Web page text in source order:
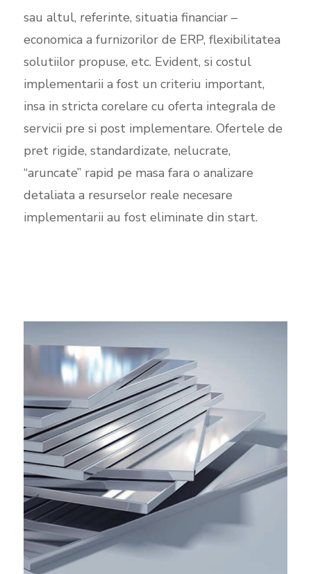
sau altul, referinte, situatia financiar –
economica a furnizorilor de ERP, flexibilitatea
solutiilor propuse, etc. Evident, si costul
implementarii a fost un criteriu important,
insa in stricta corelare cu oferta integrala de
servicii pre si post implementare. Ofertele de
pret rigide, standardizate, nelucrate,
“aruncate” rapid pe masa fara o analizare
detaliata a resurselor reale necesare
implementarii au fost eliminate din start.